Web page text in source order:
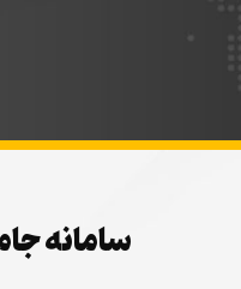
سامانه